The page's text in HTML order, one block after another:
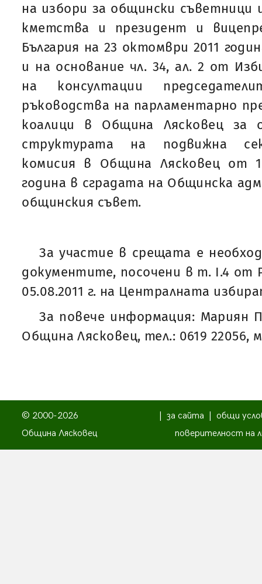
на избори за общински
кметства и президент и
България на 23 октомври 2011
и на основание чл. 34, ал. 2 от
на консултации
ръководства на парламентарно
коалици в Община Лясковец за
структурата на подвижна
комисия в Община Лясковец от
година в сградата на Общинска
общинския съвет.
За участие в срещата е
документите, посочени в т. І.4
05.08.2011 г. на Централната
За повече информация: Мариян
Община Лясковец, тел.: 0619 22056,
© 2000-2026
Община Лясковец
за сайта
общи
поверителност на